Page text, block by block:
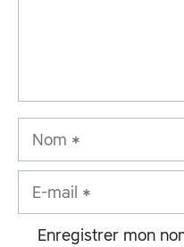
Nom
Enregistrer mon